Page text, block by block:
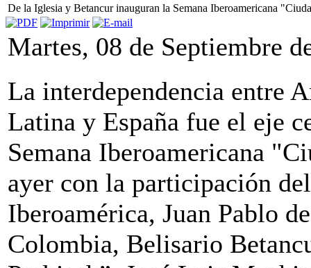
De la Iglesia y Betancur inauguran la Semana Iberoamericana
Martes, 08 de Septiembre
La interdependencia entre
Latina y España fue el eje
Semana Iberoamericana
ayer con la participación
Iberoamérica, Juan Pablo
Colombia, Belisario